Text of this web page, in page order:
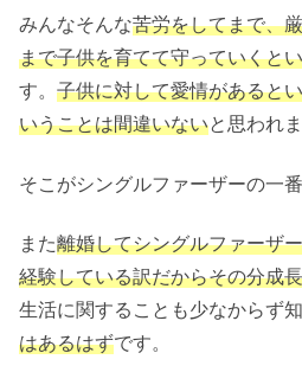
みんなそんな苦労をしてまで、
まで子供を育てて守っていくと
す。 子供に対して愛情があると
いうことは間違いないと思われま
そこがシングルファーザーの一
また離婚してシングルファーザ
経験している訳だからその分成
生活に関することも少なからず知
はあるはずです。